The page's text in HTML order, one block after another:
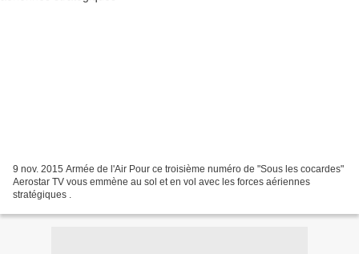
9 nov. 2015 Armée de l'Air Pour ce troisième numéro de "Sous les cocardes"
Aerostar TV vous emmène au sol et en vol avec les forces aériennes
stratégiques .